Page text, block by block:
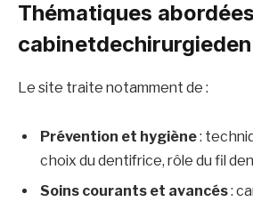
Thématiques
Le site traite notamment de :
Prévention et hygiène:
choix du dentifrice, rôle du fil
Soins courants et avancés: